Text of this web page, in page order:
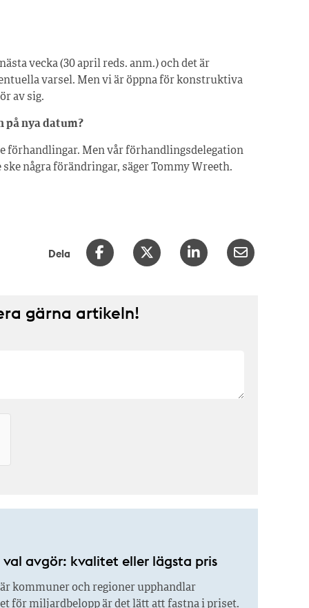
vecka (30 april reds. anm.) och det är
varsel. Men vi är öppna för konstruktiva
av sig.
på nya datum?
förhandlingar. Men vår förhandlingsdelegation
några förändringar, säger Tommy Wreeth.
Dela
gärna artikeln!
val avgör: kvalitet eller lägsta pris
kommuner och regioner upphandlar
för miljardbelopp är det lätt att fastna i priset.